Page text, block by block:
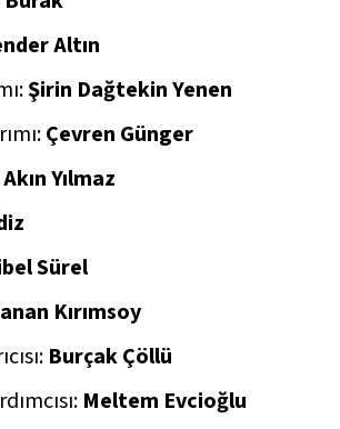
Altın
Şirin Dağtekin Yenen
Çevren Günger
Akın Yılmaz
Sürel
Kırımsoy
Burçak Çöllü
Meltem Evcioğlu